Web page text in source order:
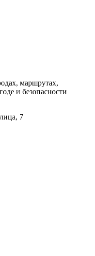
маршрутах,
и безопасности
7